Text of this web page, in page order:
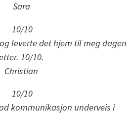
Sara
10/10
leverte det hjem til meg dagen
10/10.
Christian
10/10
kommunikasjon underveis i